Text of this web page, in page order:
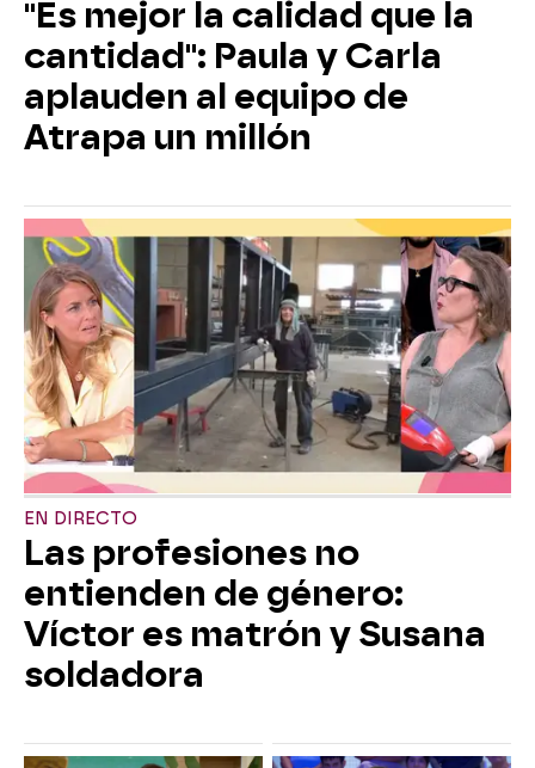
"Es mejor la calidad que la
cantidad": Paula y Carla
aplauden al equipo de
Atrapa un millón
EN DIRECTO
Las profesiones no
entienden de género:
Víctor es matrón y Susana
soldadora